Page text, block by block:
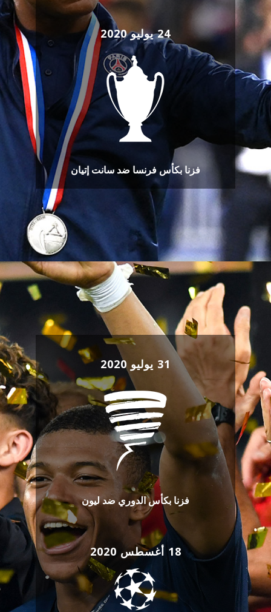
24 يوليو 2020
فزنا بكأس فرنسا ضد سانت إتيان
31 يوليو 2020
فزنا بكأس الدوري ضد ليون
18 أغسطس 2020